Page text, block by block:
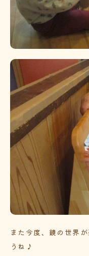
また今度、鏡の世界
うね♪